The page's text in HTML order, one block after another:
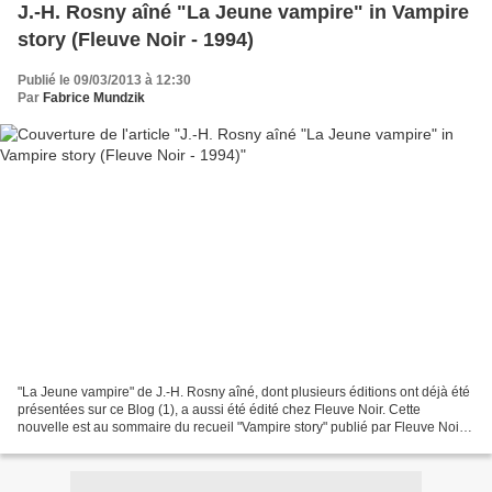
J.-H. Rosny aîné "La Jeune vampire" in Vampire
story (Fleuve Noir - 1994)
Publié le 09/03/2013 à 12:30
Par Fabrice Mundzik
"La Jeune vampire" de J.-H. Rosny aîné, dont plusieurs éditions ont déjà été
présentées sur ce Blog (1), a aussi été édité chez Fleuve Noir. Cette
nouvelle est au sommaire du recueil "Vampire story" publié par Fleuve Noir,